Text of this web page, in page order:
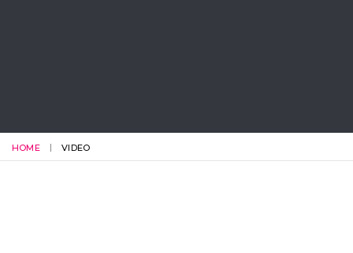
HOME VIDEO